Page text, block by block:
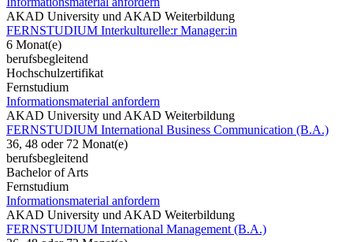
AKAD University und AKAD Weiterbildung
FERNSTUDIUM Interkulturelle:r Manager:in
6 Monat(e)
berufsbegleitend
Hochschulzertifikat
Fernstudium
Informationsmaterial anfordern
AKAD University und AKAD Weiterbildung
FERNSTUDIUM International Business Communication (B.A.)
36, 48 oder 72 Monat(e)
berufsbegleitend
Bachelor of Arts
Fernstudium
Informationsmaterial anfordern
AKAD University und AKAD Weiterbildung
FERNSTUDIUM International Management (B.A.)